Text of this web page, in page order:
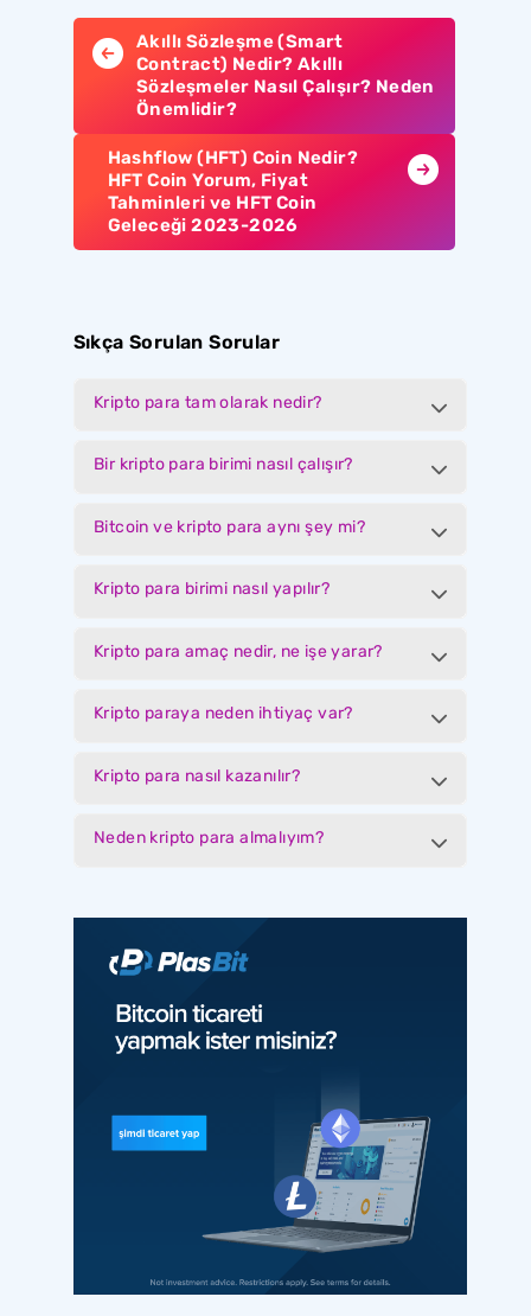
Akıllı Sözleşme (Smart
Contract) Nedir? Akıllı
Sözleşmeler Nasıl Çalışır? Neden
Önemlidir?
Hashflow (HFT) Coin Nedir?
HFT Coin Yorum, Fiyat
Tahminleri ve HFT Coin
Geleceği 2023-2026
Sıkça Sorulan Sorular
Kripto para tam olarak nedir?
Bir kripto para birimi nasıl çalışır?
Bitcoin ve kripto para aynı şey mi?
Kripto para birimi nasıl yapılır?
Kripto para amaç nedir, ne işe yarar?
Kripto paraya neden ihtiyaç var?
Kripto para nasıl kazanılır?
Neden kripto para almalıyım?